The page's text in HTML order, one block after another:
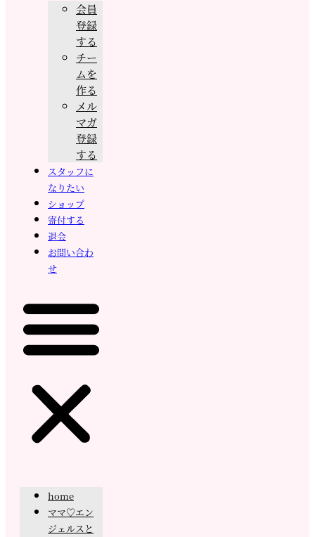
会員
登録
する
チー
ムを
作る
メル
マガ
登録
する
スタッフに
なりたい
ショップ
寄付する
退会
お問い合わ
せ
home
ママ♡エン
ジェルスと